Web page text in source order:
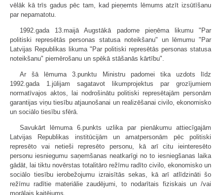
vēlāk kā trīs gadus pēc tam, kad pieņemts lēmums atzīt izsūtīšanu
par nepamatotu.
1992.gada 13.maijā Augstākā padome pieņēma likumu "Par
politiski represētās personas statusa noteikšanu" un lēmumu "Par
Latvijas Republikas likuma "Par politiski represētās personas statusa
noteikšanu" piemērošanu un spēkā stāšanās kārtību".
Ar šā lēmuma 3.punktu Ministru padomei tika uzdots līdz
1992.gada 1.jūlijam sagatavot likumprojektus par grozījumiem
normatīvajos aktos, lai nodrošinātu politiski represētajām personām
garantijas viņu tiesību atjaunošanai un realizēšanai civilo, ekonomisko
un sociālo tiesību sfērā.
Savukārt lēmuma 6.punkts uzlika par pienākumu attiecīgajām
Latvijas Republikas institūcijām un amatpersonām pēc politiski
represēto vai netieši represēto personu, kā arī citu ieinteresēto
personu iesniegumu saņemšanas neatkarīgi no to iesniegšanas laika
gādāt, lai tiktu novērstas totalitāro režīmu radīto civilo, ekonomisko un
sociālo tiesību ierobežojumu izraisītās sekas, kā arī atlīdzināti šo
režīmu radītie materiālie zaudējumi, to nodarītais fiziskais un /vai
morālais kaitējums.